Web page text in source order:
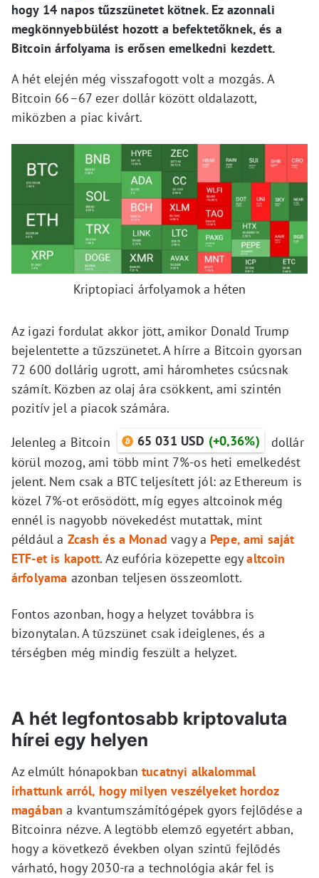
hogy 14 napos tűzszünetet kötnek. Ez azonnali
megkönnyebbülést hozott a befektetőknek, és a
Bitcoin árfolyama is erősen emelkedni kezdett.
A hét elején még visszafogott volt a mozgás. A
Bitcoin 66–67 ezer dollár között oldalazott,
miközben a piac kivárt.
Kriptopiaci árfolyamok a héten
Az igazi fordulat akkor jött, amikor Donald Trump
bejelentette a tűzszünetet. A hírre a Bitcoin gyorsan
72 600 dollárig ugrott, ami háromhetes csúcsnak
számít. Közben az olaj ára csökkent, ami szintén
pozitív jel a piacok számára.
Jelenleg a Bitcoin 65 031 USD (+0,36%)
dollár
körül mozog, ami több mint 7%-os heti emelkedést
jelent. Nem csak a BTC teljesített jól: az Ethereum is
közel 7%-ot erősödött, míg egyes altcoinok még
ennél is nagyobb növekedést mutattak, mint
például a Zcash és a Monad vagy a Pepe, ami saját
ETF-et is kapott. Az eufória közepette egyaltcoin
árfolyama azonban teljesen összeomlott.
Fontos azonban, hogy a helyzet továbbra is
bizonytalan. A tűzszünet csak ideiglenes, és a
térségben még mindig feszült a helyzet.
A hét legfontosabb kriptovaluta
hírei egy helyen
Az elmúlt hónapokbantucatnyi alkalommal
írhattunk arról, hogy milyen veszélyeket hordoz
magában a kvantumszámítógépek gyors fejlődése a
Bitcoinra nézve. A legtöbb elemző egyetért abban,
hogy a következő években olyan szintű fejlődés
várható, hogy 2030-ra a technológia akár fel is